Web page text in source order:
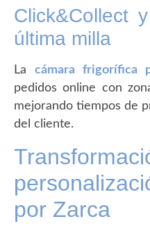
Click&Collect
última milla
La cámara frigorífica
pedidos online con
mejorando tiempos de
del cliente.
por Zarca